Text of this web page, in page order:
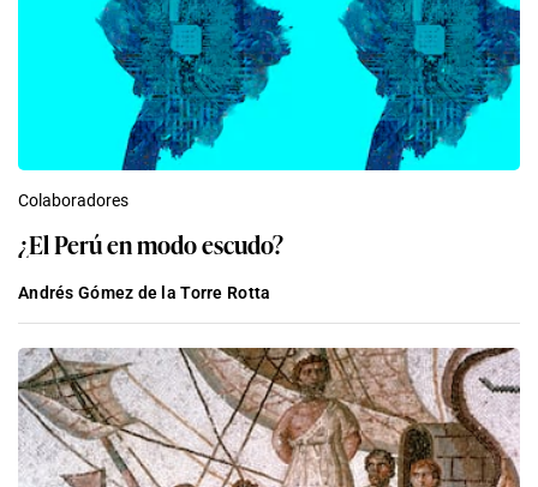
Colaboradores
¿El Perú en modo escudo?
Andrés Gómez de la Torre Rotta